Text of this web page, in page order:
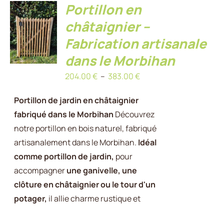
CHOIX
DES
OPTIONS
CE
PRODUIT
A
PLUSIEURS
LES
OPTIONS
PEUVENT
ÊTRE
CHOISIES
SUR
LA
PAGE
DU
PRODUIT
/
DÉTAILS
Portillon en
châtaignier –
Fabrication artisanale
dans le Morbihan
204.00€ – 383.00€Plage
204.00 €
à
383.00 €
Portillon de jardin en châtaignier
fabriqué dans le Morbihan Découvrez
notre portillon en bois naturel, fabriqué
artisanalement dans le Morbihan. Idéal
comme portillon de jardin, pour
accompagnerune ganivelle, une
clôture en châtaignier ou le tour d'un
potager, il allie charme rustique et